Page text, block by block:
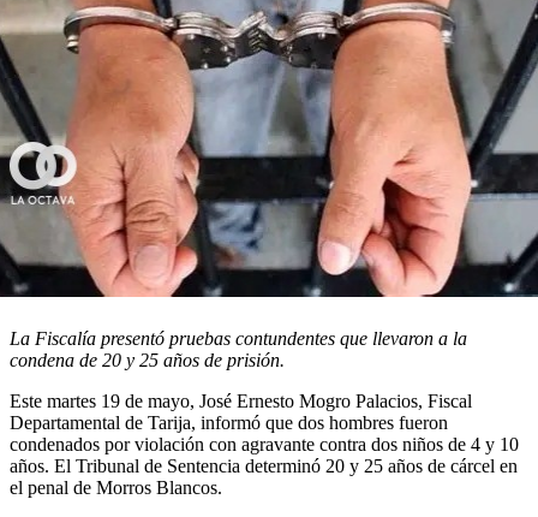
La Fiscalía presentó pruebas contundentes que llevaron a la
condena de 20 y 25 años de prisión.
Este martes 19 de mayo, José Ernesto Mogro Palacios, Fiscal
Departamental de Tarija, informó que dos hombres fueron
condenados por violación con agravante contra dos niños de 4 y 10
años. El Tribunal de Sentencia determinó 20 y 25 años de cárcel en
el penal de Morros Blancos.